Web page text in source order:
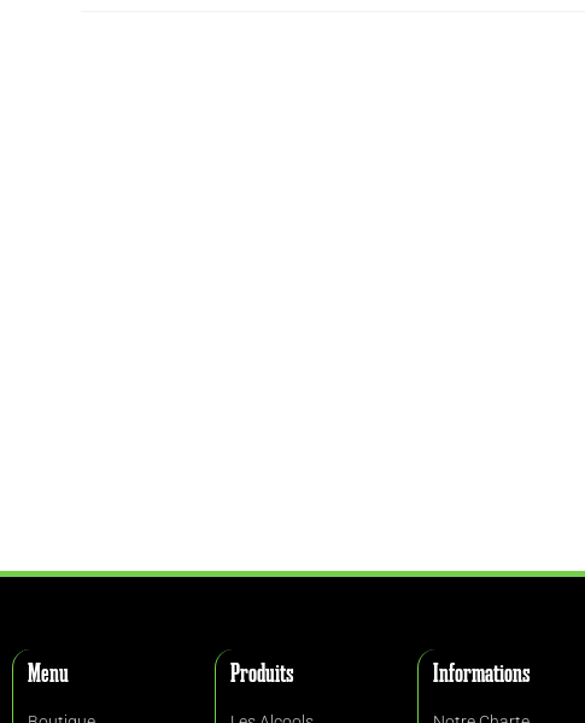
Menu Produits Informations